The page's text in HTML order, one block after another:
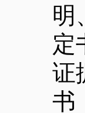
明
定
证
书